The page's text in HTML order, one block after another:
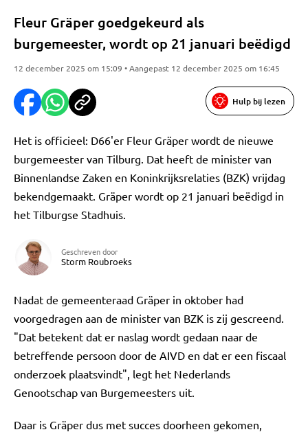
Fleur Gräper goedgekeurd als
burgemeester, wordt op 21 januari beëdigd
12 december 2025 om 15:09 • Aangepast 12 december 2025 om 16:45
Hulp bij lezen
Het is officieel: D66'er Fleur Gräper wordt de nieuwe
burgemeester van Tilburg. Dat heeft de minister van
Binnenlandse Zaken en Koninkrijksrelaties (BZK) vrijdag
bekendgemaakt. Gräper wordt op 21 januari beëdigd in
het Tilburgse Stadhuis.
Geschreven door
Storm Roubroeks
Nadat de gemeenteraad Gräper in oktober had
voorgedragen aan de minister van BZK is zij gescreend.
"Dat betekent dat er naslag wordt gedaan naar de
betreffende persoon door de AIVD en dat er een fiscaal
onderzoek plaatsvindt", legt het Nederlands
Genootschap van Burgemeesters uit.
Daar is Gräper dus met succes doorheen gekomen,